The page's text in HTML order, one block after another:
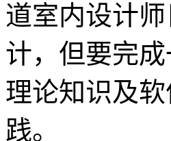
道室内设计
计，但要完
理论知识及
践。